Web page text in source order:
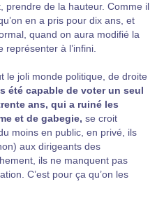
prendre de la hauteur. Comme il
en a pris pour dix ans, et
quand on aura modifié la
représenter à l’infini.
le joli monde politique, de droite
été capable de voter un seul
ans, qui a ruiné les
et de gabegie, se croit
moins en public, en privé, ils
aux dirigeants des
ils ne manquent pas
C’est pour ça qu’on les